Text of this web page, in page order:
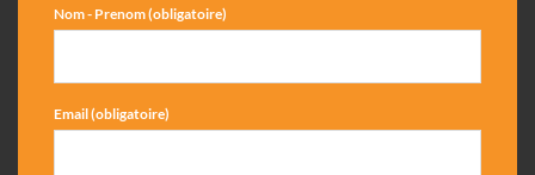
Nom - Prenom (obligatoire)
Email (obligatoire)